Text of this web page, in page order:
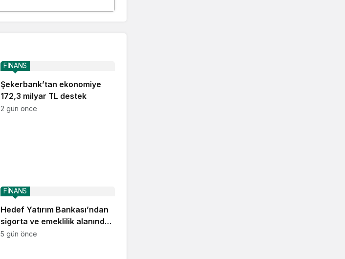
Şekerbank’tan ekonomiye
172,3 milyar TL destek
FİNANS
2 gün önce
Hedef Yatırım Bankası’ndan
sigorta ve emeklilik alanında
stratejik iş birliği
FİNANS
5 gün önce